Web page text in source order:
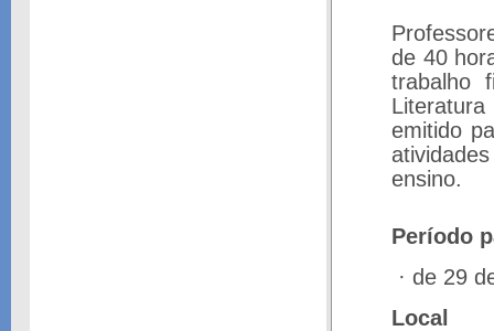
de 40
trabalho
emitido
ensino.
Período
· de 29
Local